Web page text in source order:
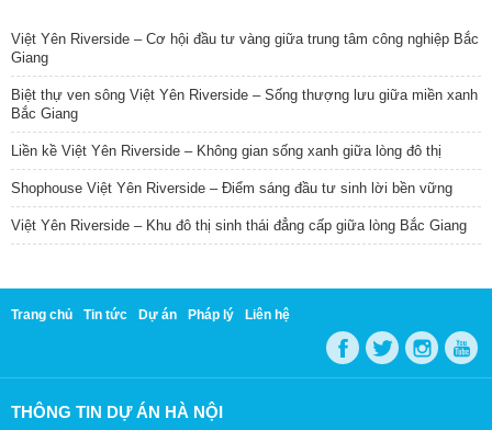
Việt Yên Riverside – Cơ hội đầu tư vàng giữa trung tâm công nghiệp Bắc
Giang
Biệt thự ven sông Việt Yên Riverside – Sống thượng lưu giữa miền xanh
Bắc Giang
Liền kề Việt Yên Riverside – Không gian sống xanh giữa lòng đô thị
Shophouse Việt Yên Riverside – Điểm sáng đầu tư sinh lời bền vững
Việt Yên Riverside – Khu đô thị sinh thái đẳng cấp giữa lòng Bắc Giang
Trang chủ Tin tức Dự án Pháp lý Liên hệ
THÔNG TIN DỰ ÁN HÀ NỘI